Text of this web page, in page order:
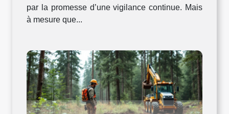
par la promesse d’une vigilance continue. Mais
à mesure que...